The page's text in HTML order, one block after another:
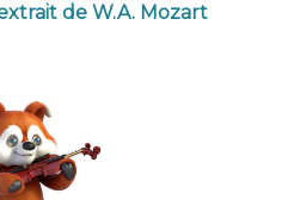
de W.A. Mozart